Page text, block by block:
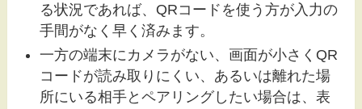
る状況であれば、QRコードを使う方が入力の
手間がなく早く済みます。
一方の端末にカメラがない、画面が小さくQR
コードが読み取りにくい、あるいは離れた場
所にいる相手とペアリングしたい場合は、表